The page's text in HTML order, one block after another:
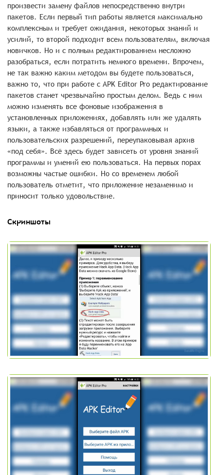
произвести замену файлов непосредственно внутри
пакетов. Если первый тип работы является максимально
комплексным и требует ожидания, некоторых знаний и
усилий, то второй подходит всем пользователям, включая
новичков. Но и с полным редактированием несложно
разобраться, если потратить немного времени. Впрочем,
не так важно каким методом вы будете пользоваться,
важно то, что при работе с APK Editor Pro редактирование
пакетов станет чрезвычайно простым делом. Ведь с ним
можно изменять все фоновые изображения в
установленных приложениях, добавлять или же удалять
языки, а также избавляться от программных и
пользовательских разрешений, переупаковывая архив
«под себя». Всё здесь будет зависеть от уровня знаний
программы и умений ею пользоваться. На первых порах
возможны частые ошибки. Но со временем любой
пользователь отметит, что приложение незаменимо и
приносит только удовольствие.
Скриншоты